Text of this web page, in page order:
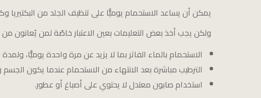
يمكن أن يساعد الاستحمام يوميًّا على تنظيف الجلد من البكتيريا
ولكن يجب أخذ بعض التعليمات بعين الاعتبار خاصًة لمن يُعانون
الاستحمام بالماء الفاتر بما لا يزيد عن مرة واحدة يوميًّا، ولمدة لا تتعدى
الترطيب مباشرة بعد الانتهاء من الاستحمام عندما يكون
استخدام صابون معتدل لا يحتوي على أصباغ أو عطور.